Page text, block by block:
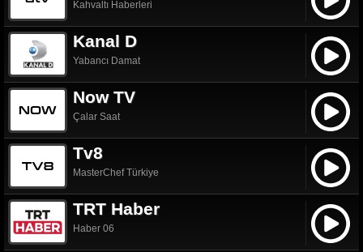
Kahvaltı Haberleri
Kanal D
Yabancı Damat
Now TV
Çalar Saat
Tv8
MasterChef Türkiye
TRT Haber
Haber 06